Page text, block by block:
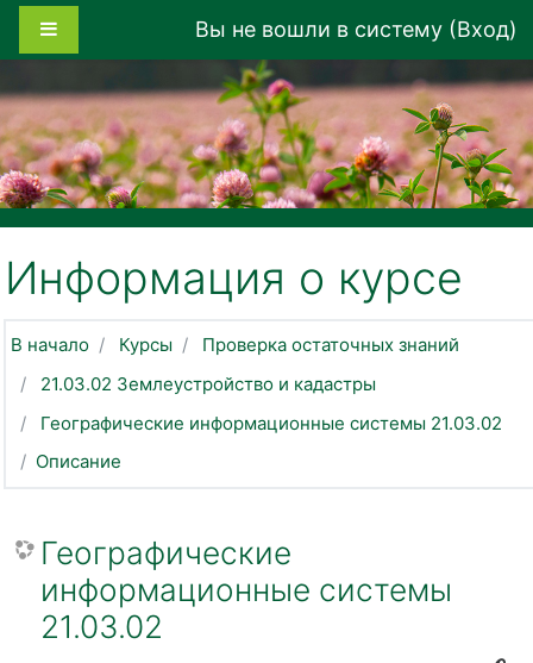
Перейти к основному содержанию
Вы не вошли в систему (Вход)
Информация о курсе
В начало Курсы
Проверка остаточных знаний
21.03.02 Землеустройство и кадастры
Географические информационные системы 21.03.02
Описание
Географические
информационные системы
21.03.02